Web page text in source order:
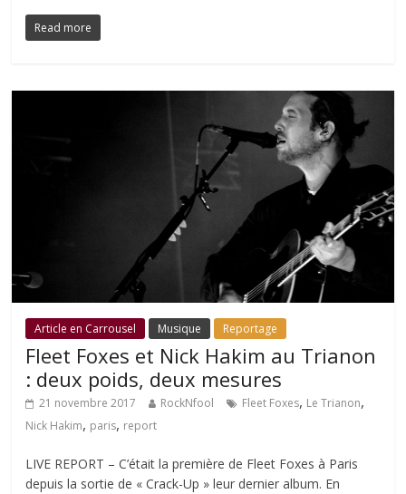
Read more
Article en Carrousel Musique Reportage
Fleet Foxes et Nick Hakim au Trianon
: deux poids, deux mesures
21 novembre 2017 RockNfool Fleet Foxes, Le Trianon,
Nick Hakim, paris, report
LIVE REPORT – C’était la première de Fleet Foxes à Paris
depuis la sortie de « Crack-Up » leur dernier album. En